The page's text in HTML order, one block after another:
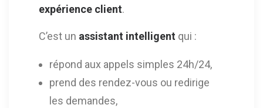
expérience client.
C’est un assistant intelligent qui :
répond aux appels simples 24h/24,
prend des rendez-vous ou redirige
les demandes,